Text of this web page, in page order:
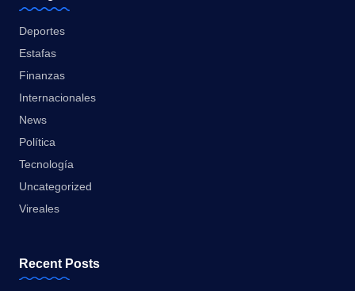
Deportes
Estafas
Finanzas
Internacionales
News
Política
Tecnología
Uncategorized
Vireales
Recent Posts